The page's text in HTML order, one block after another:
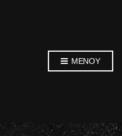
ΜΕΝΟΎ